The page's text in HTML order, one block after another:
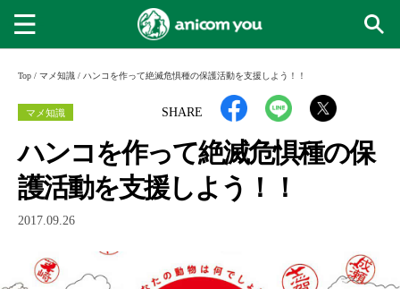
Top / マメ知識 / ハンコを作って絶滅危惧種の保護活動を支援しよう！！
SHARE
マメ知識
ハンコを作って絶滅危惧種の保
護活動を支援しよう！！
2017.09.26